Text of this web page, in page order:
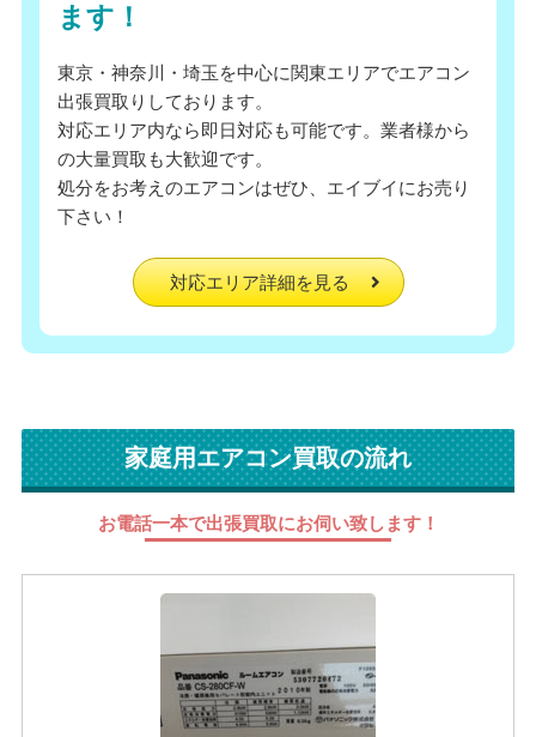
ます！
東京・神奈川・埼玉を中心に関東エリアでエアコン
出張買取りしております。
対応エリア内なら即日対応も可能です。業者様から
の大量買取も大歓迎です。
処分をお考えのエアコンはぜひ、エイブイにお売り
下さい！
対応エリア詳細を見る
家庭用エアコン買取の流れ
お電話一本で出張買取にお伺い致します！